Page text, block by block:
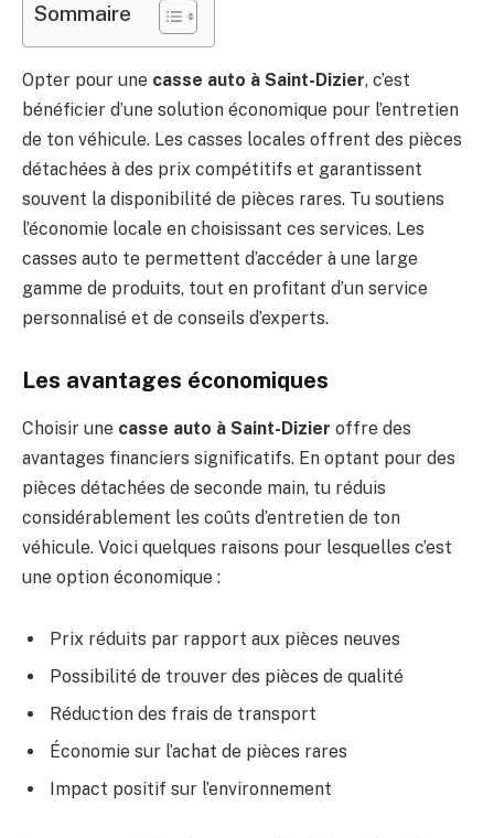
Sommaire
Opter pour une casse auto à Saint-Dizier, c’est
bénéficier d’une solution économique pour l’entretien
de ton véhicule. Les casses locales offrent des pièces
détachées à des prix compétitifs et garantissent
souvent la disponibilité de pièces rares. Tu soutiens
l’économie locale en choisissant ces services. Les
casses auto te permettent d’accéder à une large
gamme de produits, tout en profitant d’un service
personnalisé et de conseils d’experts.
Les avantages économiques
Choisir une casse auto à Saint-Dizier offre des
avantages financiers significatifs. En optant pour des
pièces détachées de seconde main, tu réduis
considérablement les coûts d’entretien de ton
véhicule. Voici quelques raisons pour lesquelles c’est
une option économique :
Prix réduits par rapport aux pièces neuves
Possibilité de trouver des pièces de qualité
Réduction des frais de transport
Économie sur l’achat de pièces rares
Impact positif sur l’environnement